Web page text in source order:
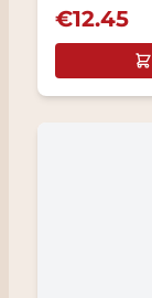
€12.45